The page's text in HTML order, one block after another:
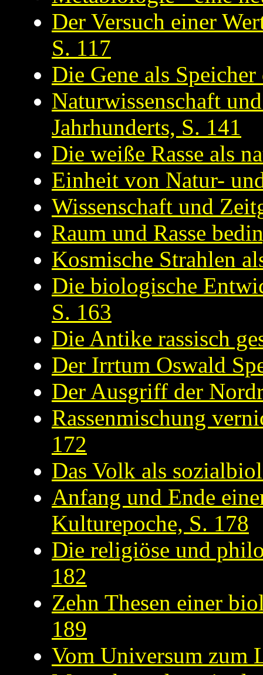
Der Versuch einer
S. 117
Die Gene als
Naturwissenschaft
Jahrhunderts, S. 141
Die weiße Rasse als
Einheit von Natur-
Wissenschaft und
Raum und Rasse
Kosmische Strahlen
Die biologische
S. 163
Die Antike rassisch
Der Irrtum Oswald
Der Ausgriff der
Rassenmischung
172
Das Volk als
Anfang und Ende
Kulturepoche, S. 178
Die religiöse und
182
Zehn Thesen einer
189
Vom Universum zum